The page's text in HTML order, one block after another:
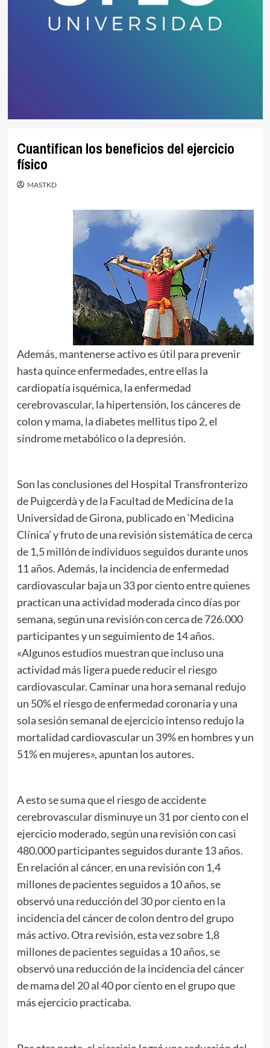
Cuantifican los beneficios del ejercicio
físico
MASTKD
Además, mantenerse activo es útil para prevenir
hasta quince enfermedades, entre ellas la
cardiopatía isquémica, la enfermedad
cerebrovascular, la hipertensión, los cánceres de
colon y mama, la diabetes mellitus tipo 2, el
síndrome metabólico o la depresión.
Son las conclusiones del Hospital Transfronterizo
de Puigcerdà y de la Facultad de Medicina de la
Universidad de Girona, publicado en ‘Medicina
Clínica’ y fruto de una revisión sistemática de cerca
de 1,5 millón de individuos seguidos durante unos
11 años. Además, la incidencia de enfermedad
cardiovascular baja un 33 por ciento entre quienes
practican una actividad moderada cinco días por
semana, según una revisión con cerca de 726.000
participantes y un seguimiento de 14 años.
«Algunos estudios muestran que incluso una
actividad más ligera puede reducir el riesgo
cardiovascular. Caminar una hora semanal redujo
un 50% el riesgo de enfermedad coronaria y una
sola sesión semanal de ejercicio intenso redujo la
mortalidad cardiovascular un 39% en hombres y un
51% en mujeres», apuntan los autores.
A esto se suma que el riesgo de accidente
cerebrovascular disminuye un 31 por ciento con el
ejercicio moderado, según una revisión con casi
480.000 participantes seguidos durante 13 años.
En relación al cáncer, en una revisión con 1,4
millones de pacientes seguidos a 10 años, se
observó una reducción del 30 por ciento en la
incidencia del cáncer de colon dentro del grupo
más activo. Otra revisión, esta vez sobre 1,8
millones de pacientes seguidas a 10 años, se
observó una reducción de la incidencia del cáncer
de mama del 20 al 40 por ciento en el grupo que
más ejercicio practicaba.